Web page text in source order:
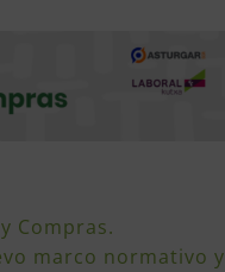
Compras.
marco normativo y